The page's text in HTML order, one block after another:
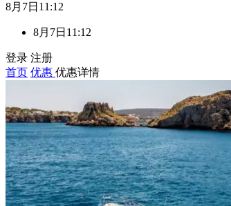
8月7日11:12
8月7日11:12
登录 注册
首页 优惠 优惠详情